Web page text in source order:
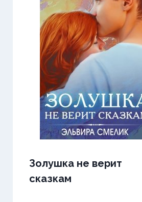
Золушка не верит
сказкам